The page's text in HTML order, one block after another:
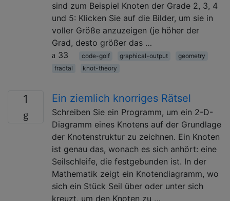
sind zum Beispiel Knoten der Grade 2, 3, 4
und 5: Klicken Sie auf die Bilder, um sie in
voller Größe anzuzeigen (je höher der
Grad, desto größer das …
33
code-golf graphical-output
geometry
fractal
knot-theory
1 Ein ziemlich knorriges Rätsel
Schreiben Sie ein Programm, um ein 2-D-
Diagramm eines Knotens auf der Grundlage
der Knotenstruktur zu zeichnen. Ein Knoten
ist genau das, wonach es sich anhört: eine
Seilschleife, die festgebunden ist. In der
Mathematik zeigt ein Knotendiagramm, wo
sich ein Stück Seil über oder unter sich
kreuzt, um den Knoten zu …